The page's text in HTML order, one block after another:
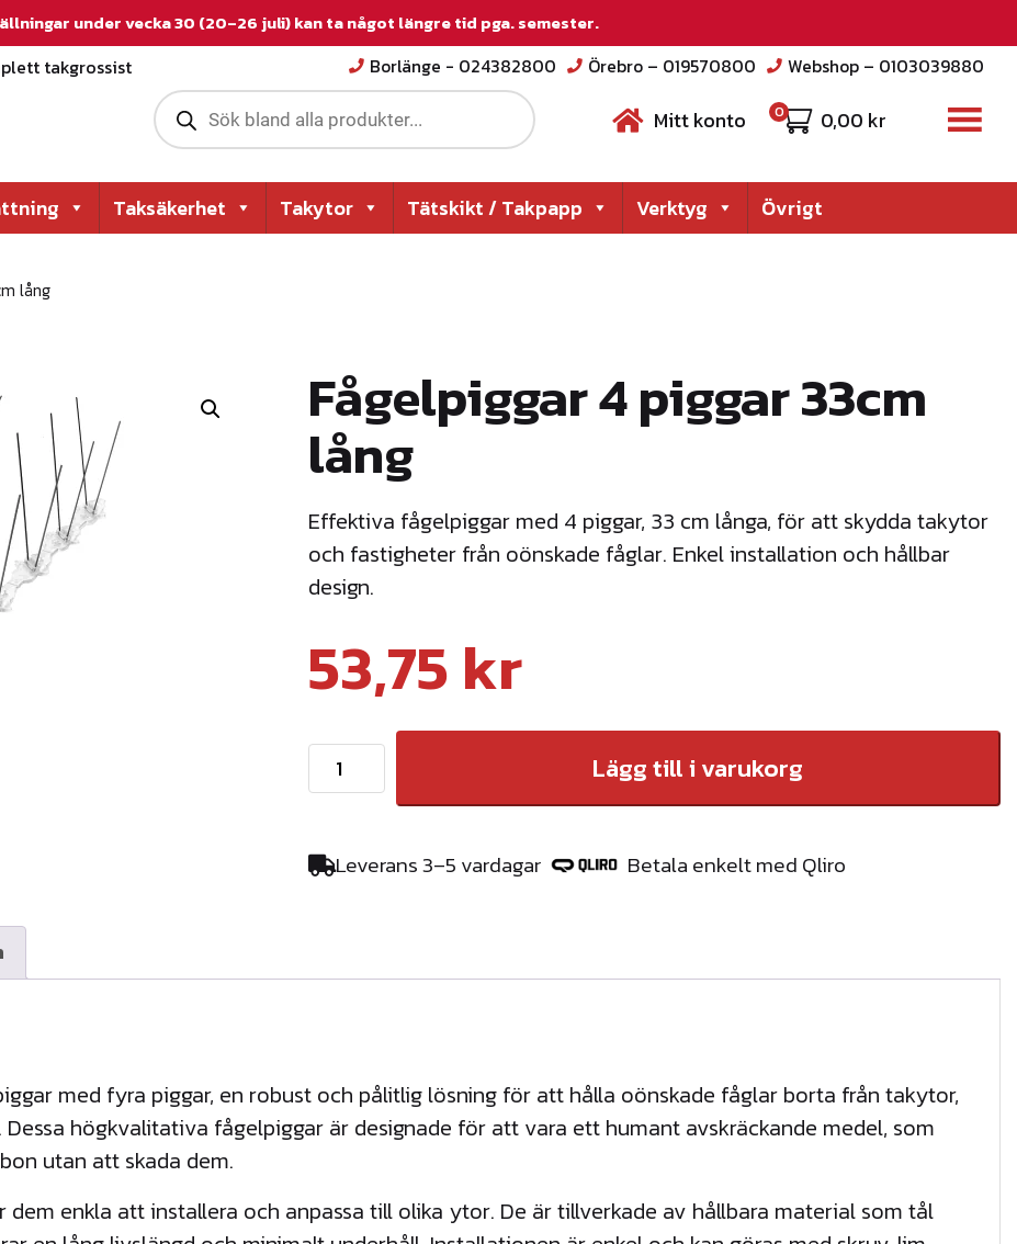
under vecka 30 (20–26 juli) kan ta något längre tid pga. semester.
takgrossist Borlänge - 024382800 Örebro – 019570800 Webshop – 0103039880
P
r
o
u
c
t
Mitt konto 0 0,00 kr
Taksäkerhet Takytor Tätskikt / Takpapp Verktyg Övrigt
lång
Fågelpiggar 4 piggar 33cm
lång
Effektiva fågelpiggar med 4 piggar, 33 cm långa, för att skydda takytor
och fastigheter från oönskade fåglar. Enkel installation och hållbar
design.
53,75kr
å
e
l
g
4
p
g
Lägg till i varukorg
Leverans 3–5 vardagar Betala enkelt med Qliro
med fyra piggar, en robust och pålitlig lösning för att hålla oönskade fåglar borta från takytor,
högkvalitativa fågelpiggar är designade för att vara ett humant avskräckande medel, som
utan att skada dem.
enkla att installera och anpassa till olika ytor. De är tillverkade av hållbara material som tål